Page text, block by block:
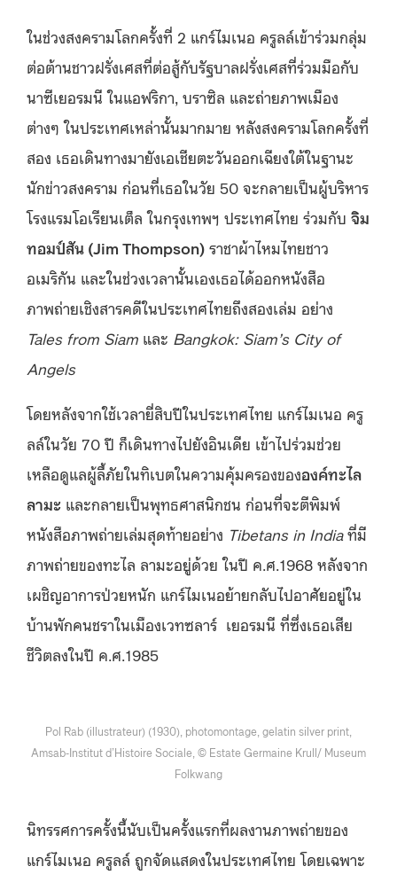
ในช่วงสงครามโลกครั้งที่ 2 แกร์ไมเนอ ครูลล์เข้าร่วมกลุ่ม
ต่อต้านชาวฝรั่งเศสที่ต่อสู้กับรัฐบาลฝรั่งเศสที่ร่วมมือกับ
นาซีเยอรมนี ในแอฟริกา, บราซิล และถ่ายภาพเมือง
ต่างๆ ในประเทศเหล่านั้นมากมาย หลังสงครามโลกครั้งที่
สอง เธอเดินทางมายังเอเชียตะวันออกเฉียงใต้ในฐานะ
นักข่าวสงคราม ก่อนที่เธอในวัย 50 จะกลายเป็นผู้บริหาร
โรงแรมโอเรียนเต็ล ในกรุงเทพฯ ประเทศไทย ร่วมกับ จิม
ทอมป์สัน (Jim Thompson) ราชาผ้าไหมไทยชาว
อเมริกัน และในช่วงเวลานั้นเองเธอได้ออกหนังสือ
ภาพถ่ายเชิงสารคดีในประเทศไทยถึงสองเล่ม อย่าง
Tales from Siam และ Bangkok: Siam’s City of
Angels
โดยหลังจากใช้เวลายี่สิบปีในประเทศไทย แกร์ไมเนอ ครู
ลล์ในวัย 70 ปี ก็เดินทางไปยังอินเดีย เข้าไปร่วมช่วย
เหลือดูแลผู้ลี้ภัยในทิเบตในความคุ้มครองขององค์ทะไล
ลามะ และกลายเป็นพุทธศาสนิกชน ก่อนที่จะตีพิมพ์
หนังสือภาพถ่ายเล่มสุดท้ายอย่าง Tibetans in Indiaที่มี
ภาพถ่ายของทะไล ลามะอยู่ด้วย ในปี ค.ศ.1968 หลังจาก
เผชิญอาการป่วยหนัก แกร์ไมเนอย้ายกลับไปอาศัยอยู่ใน
บ้านพักคนชราในเมืองเวทซลาร์ เยอรมนี ที่ซึ่งเธอเสีย
ชีวิตลงในปี ค.ศ.1985
Pol Rab (illustrateur) (1930), photomontage, gelatin silver print,
Amsab-Institut d’Histoire Sociale, © Estate Germaine Krull/ Museum
Folkwang
นิทรรศการครั้งนี้นับเป็นครั้งแรกที่ผลงานภาพถ่ายของ
แกร์ไมเนอ ครูลล์ ถูกจัดแสดงในประเทศไทย โดยเฉพาะ